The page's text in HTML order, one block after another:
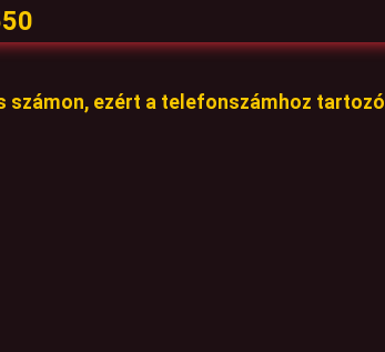
számon, ezért a telefonszámhoz tartozó